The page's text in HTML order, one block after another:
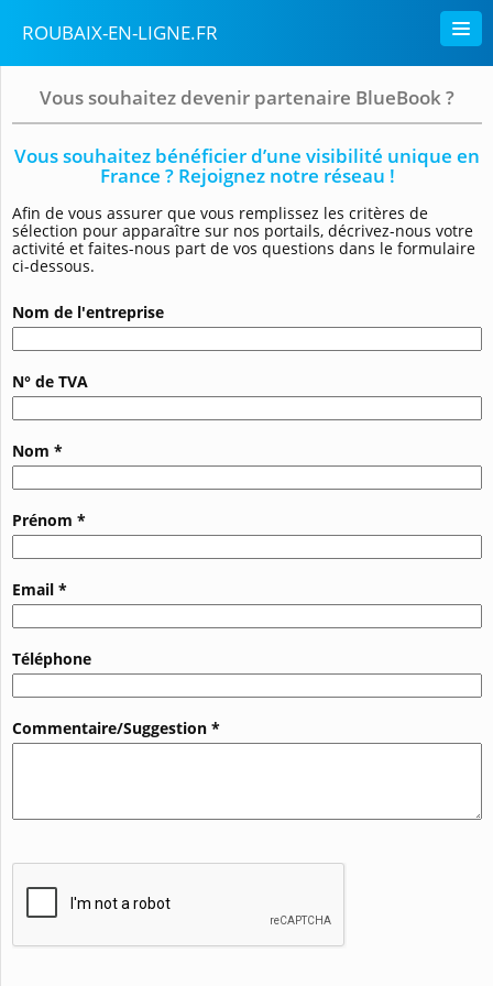
ROUBAIX-EN-LIGNE.FR
Vous souhaitez devenir partenaire BlueBook ?
Vous souhaitez bénéficier d’une visibilité unique en
France ? Rejoignez notre réseau !
Afin de vous assurer que vous remplissez les critères de
sélection pour apparaître sur nos portails, décrivez-nous votre
activité et faites-nous part de vos questions dans le formulaire
ci-dessous.
Nom de l'entreprise
N° de TVA
Nom *
Prénom *
Email *
Téléphone
Commentaire/Suggestion *